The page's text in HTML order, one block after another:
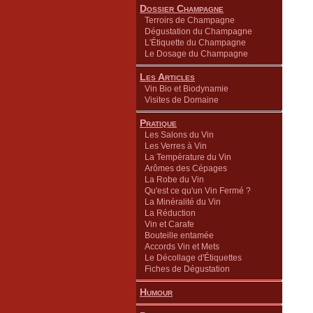
Dossier Champagne
Terroirs de Champagne
Dégustation du Champagne
L'Étiquette du Champagne
Le Dosage du Champagne
Les Articles
Vin Bio et Biodynamie
Visites de Domaine
Pratique
Les Salons du Vin
Les Verres à Vin
La Température du Vin
Arômes des Cépages
La Robe du Vin
Qu'est ce qu'un Vin Fermé ?
La Minéralité du Vin
La Réduction
Vin et Carafe
Bouteille entamée
Accords Vin et Mets
Le Décollage d'Étiquettes
Fiches de Dégustation
Humour